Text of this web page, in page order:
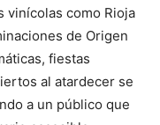
vinícolas como Rioja
de Origen
fiestas
al atardecer se
a un público que